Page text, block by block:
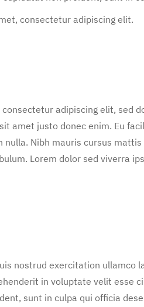
consectetur adipiscing elit.
adipiscing elit, sed
amet justo donec enim. Eu
nulla. Nibh mauris cursus
Lorem dolor sed viverra
nostrud exercitation ullamco
in voluptate velit esse
sunt in culpa qui officia